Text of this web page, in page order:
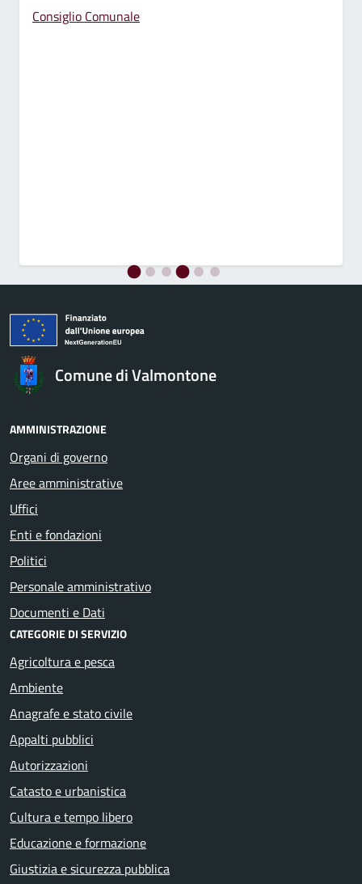
Consiglio Comunale
Comune di Valmontone
AMMINISTRAZIONE
Organi di governo
Aree amministrative
Uffici
Enti e fondazioni
Politici
Personale amministrativo
Documenti e Dati
CATEGORIE DI SERVIZIO
Agricoltura e pesca
Ambiente
Anagrafe e stato civile
Appalti pubblici
Autorizzazioni
Catasto e urbanistica
Cultura e tempo libero
Educazione e formazione
Giustizia e sicurezza pubblica